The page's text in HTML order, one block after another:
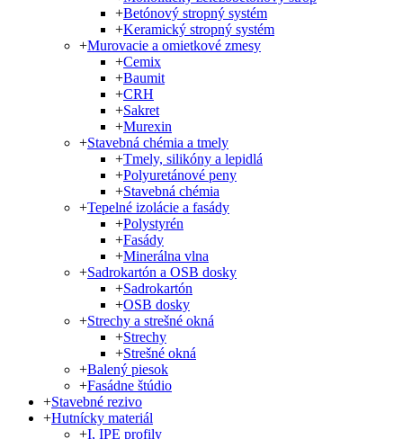
+Betónový stropný systém
+Keramický stropný systém
+Murovacie a omietkové zmesy
+Cemix
+Baumit
+CRH
+Sakret
+Murexin
+Stavebná chémia a tmely
+Tmely, silikóny a lepidlá
+Polyuretánové peny
+Stavebná chémia
+Tepelné izolácie a fasády
+Polystyrén
+Fasády
+Minerálna vlna
+Sadrokartón a OSB dosky
+Sadrokartón
+OSB dosky
+Strechy a strešné okná
+Strechy
+Strešné okná
+Balený piesok
+Fasádne štúdio
+Stavebné rezivo
+Hutnícky materiál
+I, IPE profily